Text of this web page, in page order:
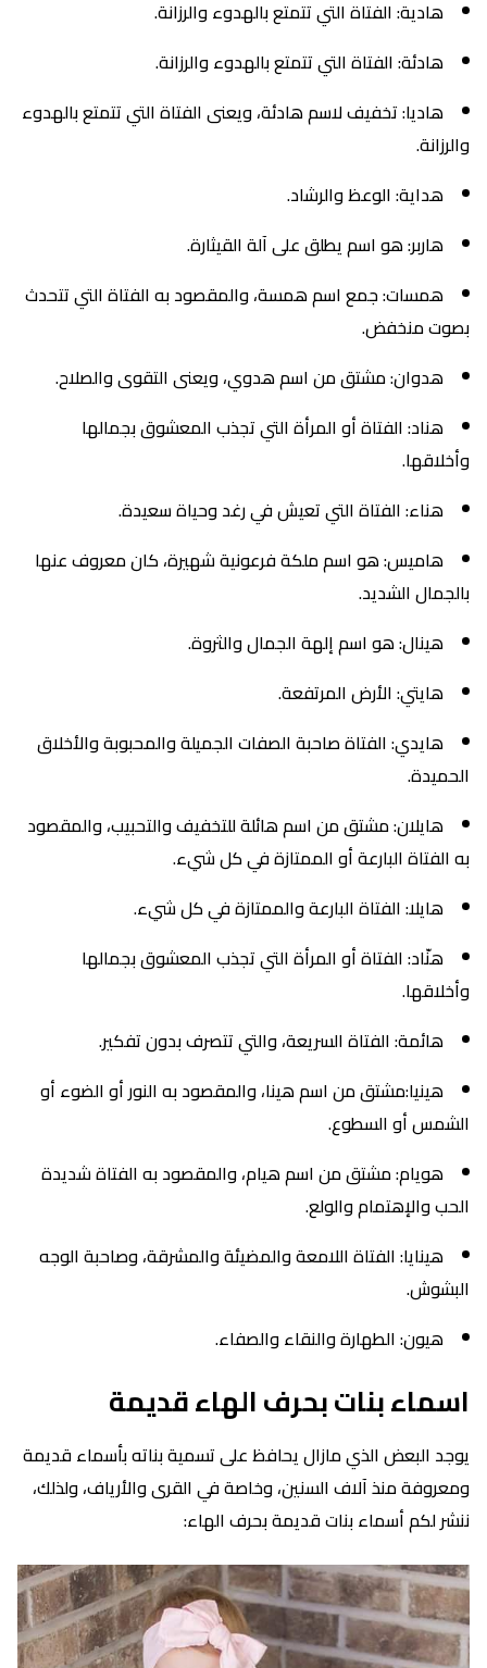
هادية: الفتاة التي تتمتع بالهدوء والرزانة.
هادئة: الفتاة التي تتمتع بالهدوء والرزانة.
هاديا: تخفيف لاسم هادئة، ويعنى الفتاة التي تتمتع بالهدوء
والرزانة.
هداية: الوعظ والرشاد.
هاربر: هو اسم يطلق على آلة القيثارة.
همسات: جمع اسم همسة، والمقصود به الفتاة التي تتحدث
بصوت منخفض.
هدوان: مشتق من اسم هدوي، ويعنى التقوى والصلاح.
هناد: الفتاة أو المرأة التي تجذب المعشوق بجمالها
وأخلاقها.
هناء: الفتاة التي تعيش في رغد وحياة سعيدة.
هاميس: هو اسم ملكة فرعونية شهيرة، كان معروف عنها
بالجمال الشديد.
هينال: هو اسم إلهة الجمال والثروة.
هايتي: الأرض المرتفعة.
هايدي: الفتاة صاحبة الصفات الجميلة والمحبوبة والأخلاق
الحميدة.
هايلان: مشتق من اسم هائلة للتخفيف والتحبيب، والمقصود
به الفتاة البارعة أو الممتازة في كل شيء.
هايلا: الفتاة البارعة والممتازة في كل شيء.
هنّاد: الفتاة أو المرأة التي تجذب المعشوق بجمالها
وأخلاقها.
هائمة: الفتاة السريعة، والتي تتصرف بدون تفكير.
هينيا:مشتق من اسم هينا، والمقصود به النور أو الضوء أو
الشمس أو السطوع.
هويام: مشتق من اسم هيام، والمقصود به الفتاة شديدة
الحب والإهتمام والولع.
هينايا: الفتاة اللامعة والمضيئة والمشرقة، وصاحبة الوجه
البشوش.
هيون: الطهارة والنقاء والصفاء.
اسماء بنات بحرف الهاء قديمة
يوجد البعض الذي مازال يحافظ على تسمية بناته بأسماء قديمة
ومعروفة منذ آلاف السنين، وخاصة في القرى والأرياف، ولذلك،
ننشر لكم أسماء بنات قديمة بحرف الهاء: